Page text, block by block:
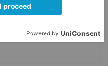
Detenidas tres personas en
Quintanar de la Sierra con
hachís, cocaína y marihuana